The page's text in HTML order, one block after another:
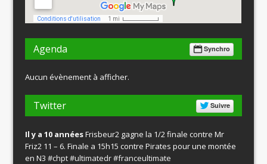
Agenda Synchro
Aucun évènement à afficher.
Twitter Suivre
Il y a 10 annéesFrisbeur2 gagne la 1/2 finale contre Mr
Friz2 11 – 6. Finale a 15h15 contre Pirates pour une montée
en N3#chpt#ultimatedr#franceultimate